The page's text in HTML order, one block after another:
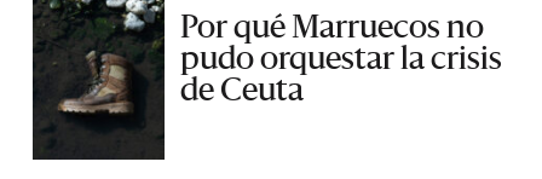
Por qué Marruecos no
pudo orquestar la crisis
de Ceuta